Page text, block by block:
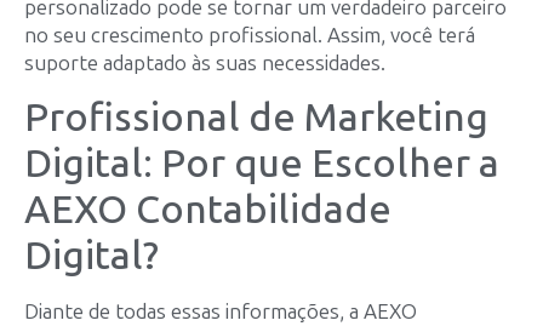
personalizado pode se tornar um verdadeiro parceiro
no seu crescimento profissional. Assim, você terá
suporte adaptado às suas necessidades.
Profissional de Marketing
Digital: Por que Escolher a
AEXO Contabilidade
Digital?
Diante de todas essas informações, a AEXO